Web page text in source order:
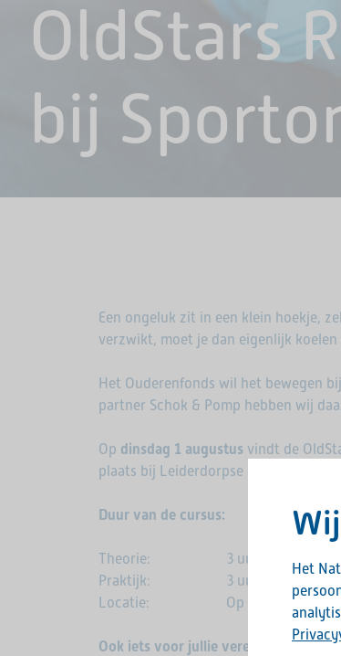
OldStars
bij
Een ongeluk zit in een klein hoekje,
verzwikt, moet je dan eigenlijk
Het Ouderenfonds wil het bewegen
partner Schok & Pomp hebben wij
Op dinsdag 1 augustus vindt de
plaats bij Leiderdorpse
Duur van de cursus:
Theorie: 3 uur online theorie
Praktijk: 3 uur
Locatie: Op de OldStars
Ook iets voor jullie vereniging?
Het